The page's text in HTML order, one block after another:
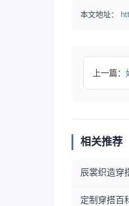
本文地址：
上一篇：
相关推荐
辰裳织造穿
定制穿搭百